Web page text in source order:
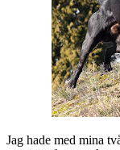
Jag hade med mina